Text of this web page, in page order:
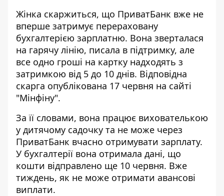
Жінка скаржиться, що ПриватБанк вже не
вперше затримує перераховану
бухгалтерією зарплатню. Вона зверталася
на гарячу лінію, писала в підтримку, але
все одно гроші на картку надходять з
затримкою від 5 до 10 днів. Відповідна
скарга опублікована 17 червня на сайті
"Мінфіну".
За її словами, вона працює вихователькою
у дитячому садочку та не може через
ПриватБанк вчасно отримувати зарплату.
У бухгалтерії вона отримала дані, що
кошти відправлено ще 10 червня. Вже
тиждень, як не може отримати авансові
виплати.